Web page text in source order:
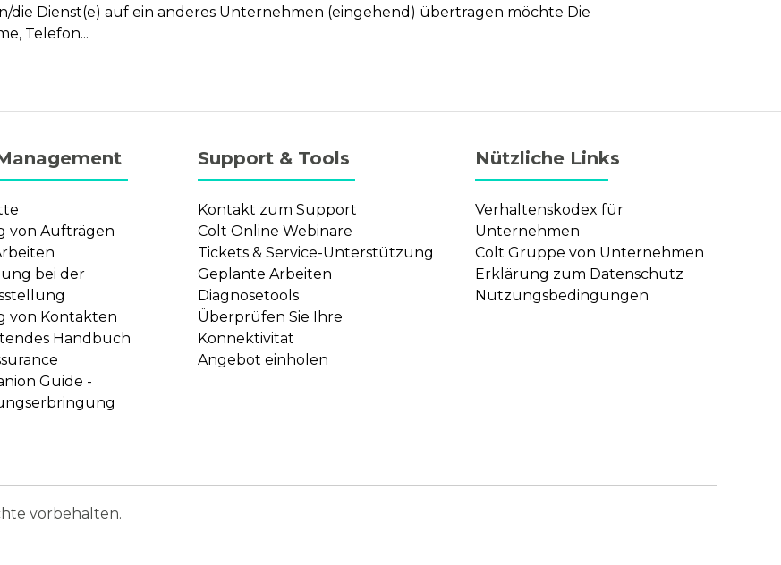
die Dienst(e) auf ein anderes Unternehmen (eingehend) übertragen möchte Die
Telefon...
von Aufträgen
bei der
von Kontakten
Handbuch
Guide -
Support & Tools
Kontakt zum Support
Colt Online Webinare
Tickets & Service-Unterstützung
Geplante Arbeiten
Diagnosetools
Überprüfen Sie Ihre
Konnektivität
Angebot einholen
Nützliche Links
Verhaltenskodex für
Unternehmen
Colt Gruppe von Unternehmen
Erklärung zum Datenschutz
Nutzungsbedingungen
vorbehalten.